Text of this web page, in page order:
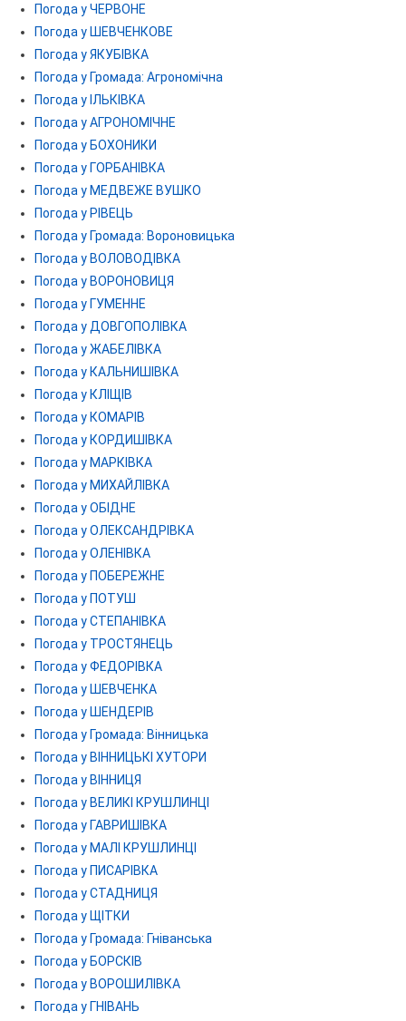
Погода у ЧЕРВОНЕ
Погода у ШЕВЧЕНКОВЕ
Погода у ЯКУБІВКА
Погода у Громада: Агрономічна
Погода у ІЛЬКІВКА
Погода у АГРОНОМІЧНЕ
Погода у БОХОНИКИ
Погода у ГОРБАНІВКА
Погода у МЕДВЕЖЕ ВУШКО
Погода у РІВЕЦЬ
Погода у Громада: Вороновицька
Погода у ВОЛОВОДІВКА
Погода у ВОРОНОВИЦЯ
Погода у ГУМЕННЕ
Погода у ДОВГОПОЛІВКА
Погода у ЖАБЕЛІВКА
Погода у КАЛЬНИШІВКА
Погода у КЛІЩІВ
Погода у КОМАРІВ
Погода у КОРДИШІВКА
Погода у МАРКІВКА
Погода у МИХАЙЛІВКА
Погода у ОБІДНЕ
Погода у ОЛЕКСАНДРІВКА
Погода у ОЛЕНІВКА
Погода у ПОБЕРЕЖНЕ
Погода у ПОТУШ
Погода у СТЕПАНІВКА
Погода у ТРОСТЯНЕЦЬ
Погода у ФЕДОРІВКА
Погода у ШЕВЧЕНКА
Погода у ШЕНДЕРІВ
Погода у Громада: Вінницька
Погода у ВІННИЦЬКІ ХУТОРИ
Погода у ВІННИЦЯ
Погода у ВЕЛИКІ КРУШЛИНЦІ
Погода у ГАВРИШІВКА
Погода у МАЛІ КРУШЛИНЦІ
Погода у ПИСАРІВКА
Погода у СТАДНИЦЯ
Погода у ЩІТКИ
Погода у Громада: Гніванська
Погода у БОРСКІВ
Погода у ВОРОШИЛІВКА
Погода у ГНІВАНЬ